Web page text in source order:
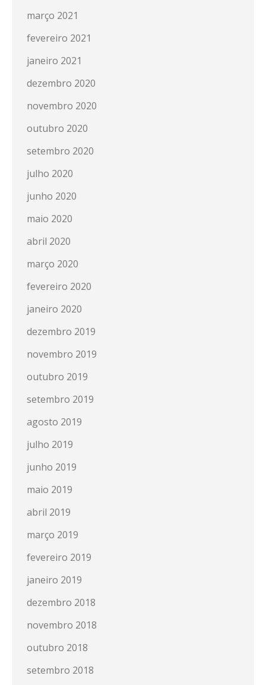
março 2021
fevereiro 2021
janeiro 2021
dezembro 2020
novembro 2020
outubro 2020
setembro 2020
julho 2020
junho 2020
maio 2020
abril 2020
março 2020
fevereiro 2020
janeiro 2020
dezembro 2019
novembro 2019
outubro 2019
setembro 2019
agosto 2019
julho 2019
junho 2019
maio 2019
abril 2019
março 2019
fevereiro 2019
janeiro 2019
dezembro 2018
novembro 2018
outubro 2018
setembro 2018